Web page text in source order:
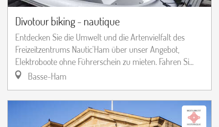
Divotour biking - nautique
Entdecken Sie die Umwelt und die Artenvielfalt des
Freizeitzentrums Nautic'Ham über unser Angebot,
Elektroboote ohne Führerschein zu mieten. Fahren Si...
Basse-Ham